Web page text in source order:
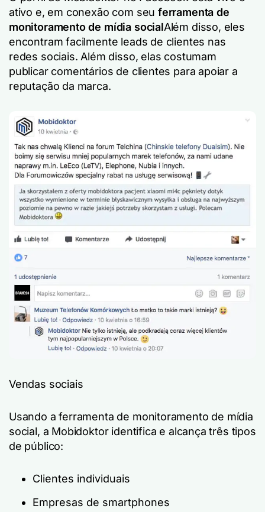
ativo e, em conexão com seu ferramenta de
monitoramento de mídia socialAlém disso, eles
encontram facilmente leads de clientes nas
redes sociais. Além disso, elas costumam
publicar comentários de clientes para apoiar a
reputação da marca.
Vendas sociais
Usando a ferramenta de monitoramento de mídia
social, a Mobidoktor identifica e alcança três tipos
de público:
Clientes individuais
Empresas de smartphones